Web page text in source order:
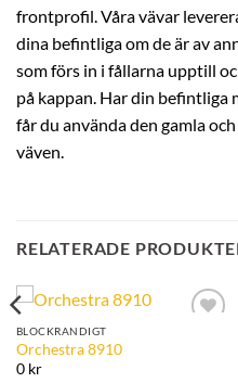
frontprofil. Våra vävar
dina befintliga om de är av
som förs in i fållarna upptill
på kappan. Har din befintliga
får du använda den gamla
väven.
RELATERADE
BLOCKRANDIGT
Orchestra 8910
0 kr